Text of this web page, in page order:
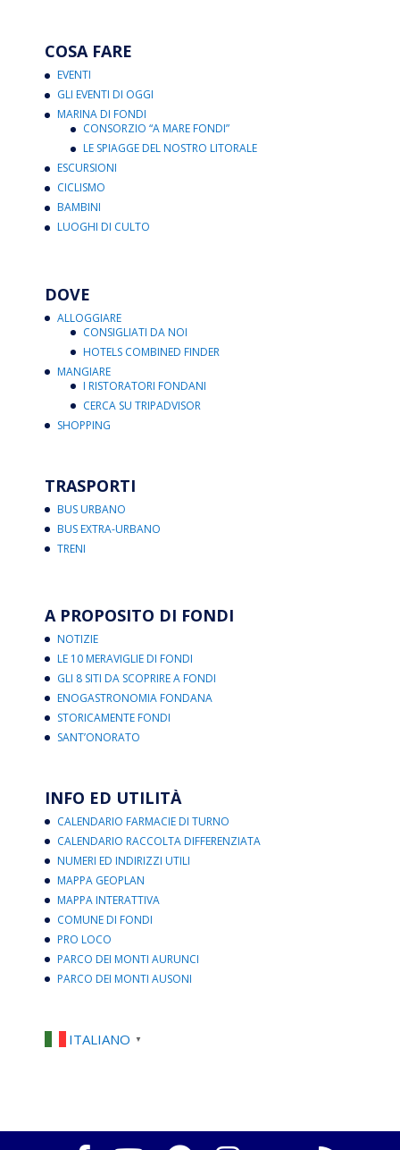
COSA FARE
EVENTI
GLI EVENTI DI OGGI
MARINA DI FONDI
CONSORZIO “A MARE FONDI”
LE SPIAGGE DEL NOSTRO LITORALE
ESCURSIONI
CICLISMO
BAMBINI
LUOGHI DI CULTO
DOVE
ALLOGGIARE
CONSIGLIATI DA NOI
HOTELS COMBINED FINDER
MANGIARE
I RISTORATORI FONDANI
CERCA SU TRIPADVISOR
SHOPPING
TRASPORTI
BUS URBANO
BUS EXTRA-URBANO
TRENI
A PROPOSITO DI FONDI
NOTIZIE
LE 10 MERAVIGLIE DI FONDI
GLI 8 SITI DA SCOPRIRE A FONDI
ENOGASTRONOMIA FONDANA
STORICAMENTE FONDI
SANT’ONORATO
INFO ED UTILITÀ
CALENDARIO FARMACIE DI TURNO
CALENDARIO RACCOLTA DIFFERENZIATA
NUMERI ED INDIRIZZI UTILI
MAPPA GEOPLAN
MAPPA INTERATTIVA
COMUNE DI FONDI
PRO LOCO
PARCO DEI MONTI AURUNCI
PARCO DEI MONTI AUSONI
ITALIANO ▼